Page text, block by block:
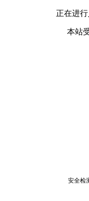
正在进
本站
安全检